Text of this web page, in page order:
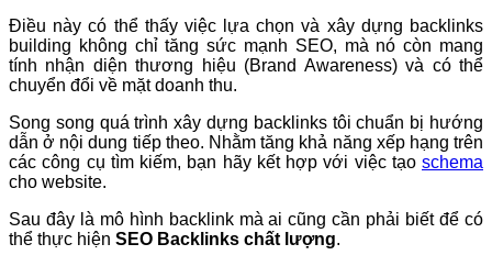
Điều này có thể thấy việc lựa chọn và xây dựng backlinks
building không chỉ tăng sức mạnh SEO, mà nó còn mang
tính nhận diện thương hiệu (Brand Awareness) và có thể
chuyển đổi về mặt doanh thu.
Song song quá trình xây dựng backlinks tôi chuẩn bị hướng
dẫn ở nội dung tiếp theo. Nhằm tăng khả năng xếp hạng trên
các công cụ tìm kiếm, bạn hãy kết hợp với việc tạo schema
cho website.
Sau đây là mô hình backlink mà ai cũng cần phải biết để có
thể thực hiện SEO Backlinks chất lượng.